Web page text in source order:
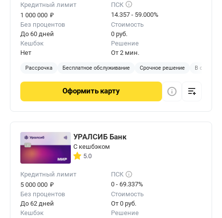
Кредитный лимит
1 000 000 ₽
ПСК
14.357 - 59.000%
Без процентов
До 60 дней
Стоимость
0 руб.
Кешбэк
Нет
Решение
От 2 мин.
Рассрочка Бесплатное обслуживание Срочное решение В
Оформить карту
УРАЛСИБ Банк
С кешбэком
5.0
Кредитный лимит
5 000 000 ₽
ПСК
0 - 69.337%
Без процентов
До 62 дней
Стоимость
От 0 руб.
Кешбэк
Решение